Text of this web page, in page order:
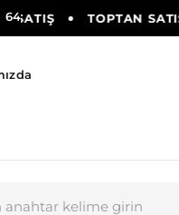
64
SATIŞ TOPTAN SATIŞ